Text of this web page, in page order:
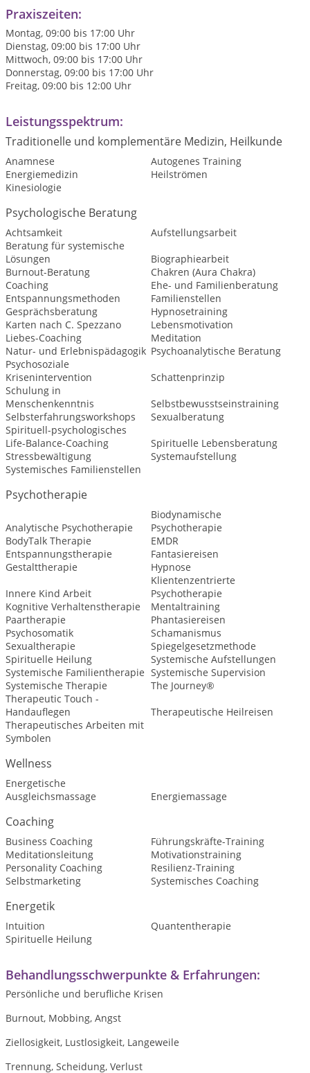
Praxiszeiten:
Montag, 09:00 bis 17:00 Uhr
Dienstag, 09:00 bis 17:00 Uhr
Mittwoch, 09:00 bis 17:00 Uhr
Donnerstag, 09:00 bis 17:00 Uhr
Freitag, 09:00 bis 12:00 Uhr
Leistungsspektrum:
Traditionelle und komplementäre Medizin, Heilkunde
Anamnese
Autogenes Training
Energiemedizin
Heilströmen
Kinesiologie
Psychologische Beratung
Achtsamkeit
Aufstellungsarbeit
Beratung für systemische
Lösungen
Biographiearbeit
Burnout-Beratung
Chakren (Aura Chakra)
Coaching
Ehe- und Familienberatung
Entspannungsmethoden
Familienstellen
Gesprächsberatung
Hypnosetraining
Karten nach C. Spezzano
Lebensmotivation
Liebes-Coaching
Meditation
Natur- und Erlebnispädagogik Psychoanalytische Beratung
Psychosoziale
Krisenintervention
Schattenprinzip
Schulung in
Menschenkenntnis
Selbstbewusstseinstraining
Selbsterfahrungsworkshops
Sexualberatung
Spirituell-psychologisches
Life-Balance-Coaching
Spirituelle Lebensberatung
Stressbewältigung
Systemaufstellung
Systemisches Familienstellen
Psychotherapie
Analytische Psychotherapie
Biodynamische
Psychotherapie
BodyTalk Therapie
EMDR
Entspannungstherapie
Fantasiereisen
Gestalttherapie
Hypnose
Innere Kind Arbeit
Klientenzentrierte
Psychotherapie
Kognitive Verhaltenstherapie
Mentaltraining
Paartherapie
Phantasiereisen
Psychosomatik
Schamanismus
Sexualtherapie
Spiegelgesetzmethode
Spirituelle Heilung
Systemische Aufstellungen
Systemische Familientherapie Systemische Supervision
Systemische Therapie
The Journey®
Therapeutic Touch -
Handauflegen
Therapeutische Heilreisen
Therapeutisches Arbeiten mit
Symbolen
Wellness
Energetische
Ausgleichsmassage
Energiemassage
Coaching
Business Coaching
Führungskräfte-Training
Meditationsleitung
Motivationstraining
Personality Coaching
Resilienz-Training
Selbstmarketing
Systemisches Coaching
Energetik
Intuition
Quantentherapie
Spirituelle Heilung
Behandlungsschwerpunkte & Erfahrungen:
Persönliche und berufliche Krisen
Burnout, Mobbing, Angst
Ziellosigkeit, Lustlosigkeit, Langeweile
Trennung, Scheidung, Verlust